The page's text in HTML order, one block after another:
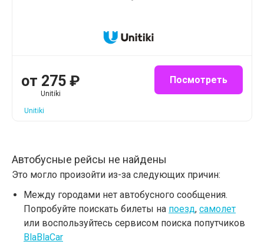
от 275 ₽
Unitiki
Посмотреть
Unitiki
Автобусные рейсы не найдены
Это могло произойти из-за следующих причин:
Между городами нет автобусного сообщения.
Попробуйте поискать билеты на поезд, самолет
или воспользуйтесь сервисом поиска попутчиков
BlaBlaCar